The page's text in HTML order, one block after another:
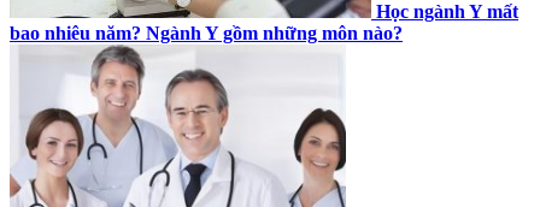
Học ngành Y mất
bao nhiêu năm? Ngành Y gồm những môn nào?